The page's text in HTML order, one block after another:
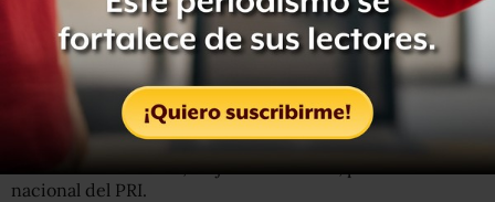
Adelante” entre el PRI y el PRD .
“Tenemos claro que lo más importante es el futuro de las
familias de Nuevo León, por eso les convoco a seguir
construyendo una alianza entre todos, poniendo por
delante el interés de las y los ciudadanos”, dijo a través de
su cuenta de Twitter, Alejandro Moreno, presidente
nacional del PRI.